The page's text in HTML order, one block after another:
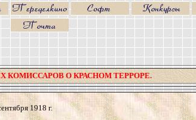
КОМИССАРОВ О КРАСНОМ ТЕРРОРЕ.
1918 г.